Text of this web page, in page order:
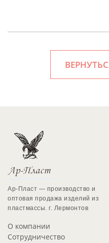
Ар-Пласт — производство и
оптовая продажа изделий из
пластмассы. г. Лермонтов
О компании
Сотрудничество